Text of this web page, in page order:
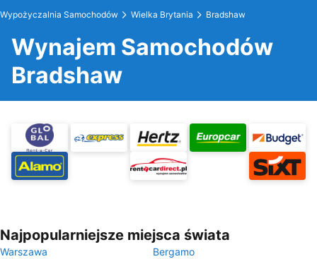
Wypożyczalnia Samochodów Wielka Brytania Bradshaw
Wynajem Samochodów
Bradshaw
Najpopularniejsze miejsca świata
Warszawa
Bergamo